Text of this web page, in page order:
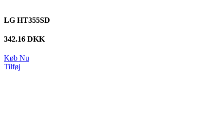
LG HT355SD
342.16 DKK
Køb Nu
Tilføj